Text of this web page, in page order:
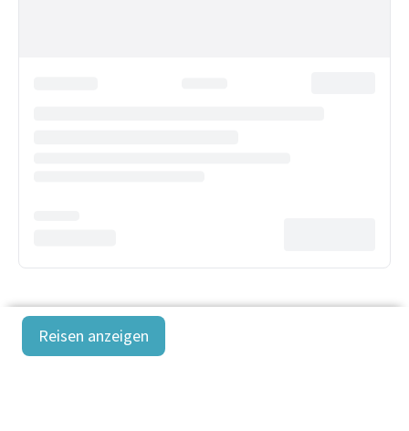
Reisen anzeigen